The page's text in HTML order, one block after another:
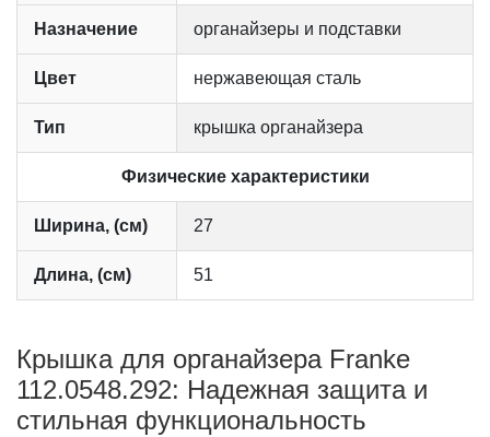
Назначение органайзеры и подставки
Цвет нержавеющая сталь
Тип крышка органайзера
Физические характеристики
Ширина, (см) 27
Длина, (см) 51
Крышка для органайзера Franke
112.0548.292: Надежная защита и
стильная функциональность